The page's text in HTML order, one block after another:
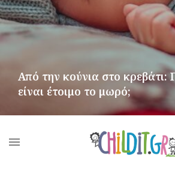
Από την κούνια στο κρεβάτι:
είναι έτοιμο το μωρό;